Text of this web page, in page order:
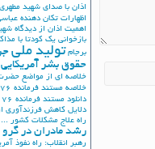
اذان با صدای شهید مطهری
اظهارات تکان دهنده
اهمیت اذان از دیدگاه
بازخوانی یک کودتا با
برجام تولید ملی
حقوق بشر آمریکایی
خلاصه ای از مواضع
خلاصه مستند فرمانده 76
دانلود مستند فرمانده 76
دلایل کاهش فرزندآوری
راه علاج مشکلات کشور ...
رشد مادران در
رهبر انقلاب: راه نفوذ